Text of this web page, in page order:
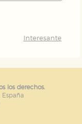
Interesante
los derechos.